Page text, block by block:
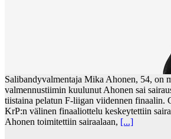
Salibandyvalmentaja Mika Ahonen, 54, on
valmennustiimin kuulunut Ahonen sai
tiistaina pelatun F-liigan viidennen finaalin.
KrP:n välinen finaaliottelu keskeytettiin
Ahonen toimitettiin sairaalaan, [...]